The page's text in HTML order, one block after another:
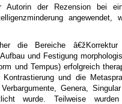
der Rezension bei
angewendet,
die Bereiche â€žKorrektur
und Festigung
und Tempus) erfolgreich
und die
Genera,
wurde. Teilweise